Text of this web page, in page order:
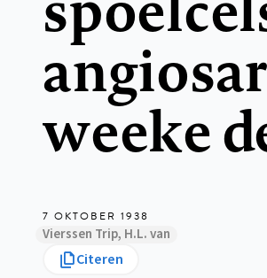
weeke
7 OKTOBER 1938
Vierssen Trip, H.L. van
Citeren